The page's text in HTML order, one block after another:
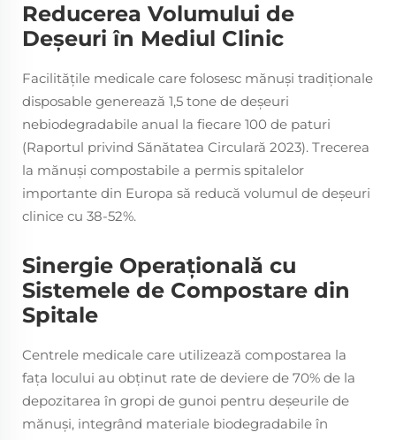
Reducerea Volumului de
Deșeuri în Mediul Clinic
Facilitățile medicale care folosesc mănuși tradiționale
disposable generează 1,5 tone de deșeuri
nebiodegradabile anual la fiecare 100 de paturi
(Raportul privind Sănătatea Circulară 2023). Trecerea
la mănuși compostabile a permis spitalelor
importante din Europa să reducă volumul de deșeuri
clinice cu 38-52%.
Sinergie Operațională cu
Sistemele de Compostare din
Spitale
Centrele medicale care utilizează compostarea la
fața locului au obținut rate de deviere de 70% de la
depozitarea în gropi de gunoi pentru deșeurile de
mănuși, integrând materiale biodegradabile în